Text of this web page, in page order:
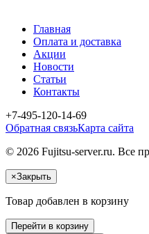
Главная
Оплата и доставка
Акции
Новости
Статьи
Контакты
+7-495-120-14-69
Обратная связьКарта сайта
© 2026 Fujitsu-server.ru. Все
×Закрыть
Товар добавлен в корзину
Перейти в корзину